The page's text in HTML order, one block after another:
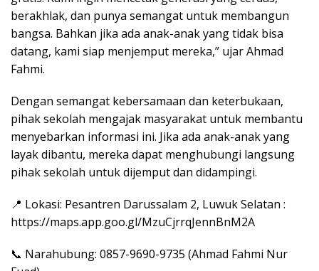
berakhlak, dan punya semangat untuk membangun
bangsa. Bahkan jika ada anak-anak yang tidak bisa
datang, kami siap menjemput mereka,” ujar Ahmad
Fahmi.
Dengan semangat kebersamaan dan keterbukaan,
pihak sekolah mengajak masyarakat untuk membantu
menyebarkan informasi ini. Jika ada anak-anak yang
layak dibantu, mereka dapat menghubungi langsung
pihak sekolah untuk dijemput dan didampingi.
📍 Lokasi: Pesantren Darussalam 2, Luwuk Selatan :
https://maps.app.goo.gl/MzuCjrrqJennBnM2A
📞 Narahubung: 0857-9690-9735 (Ahmad Fahmi Nur